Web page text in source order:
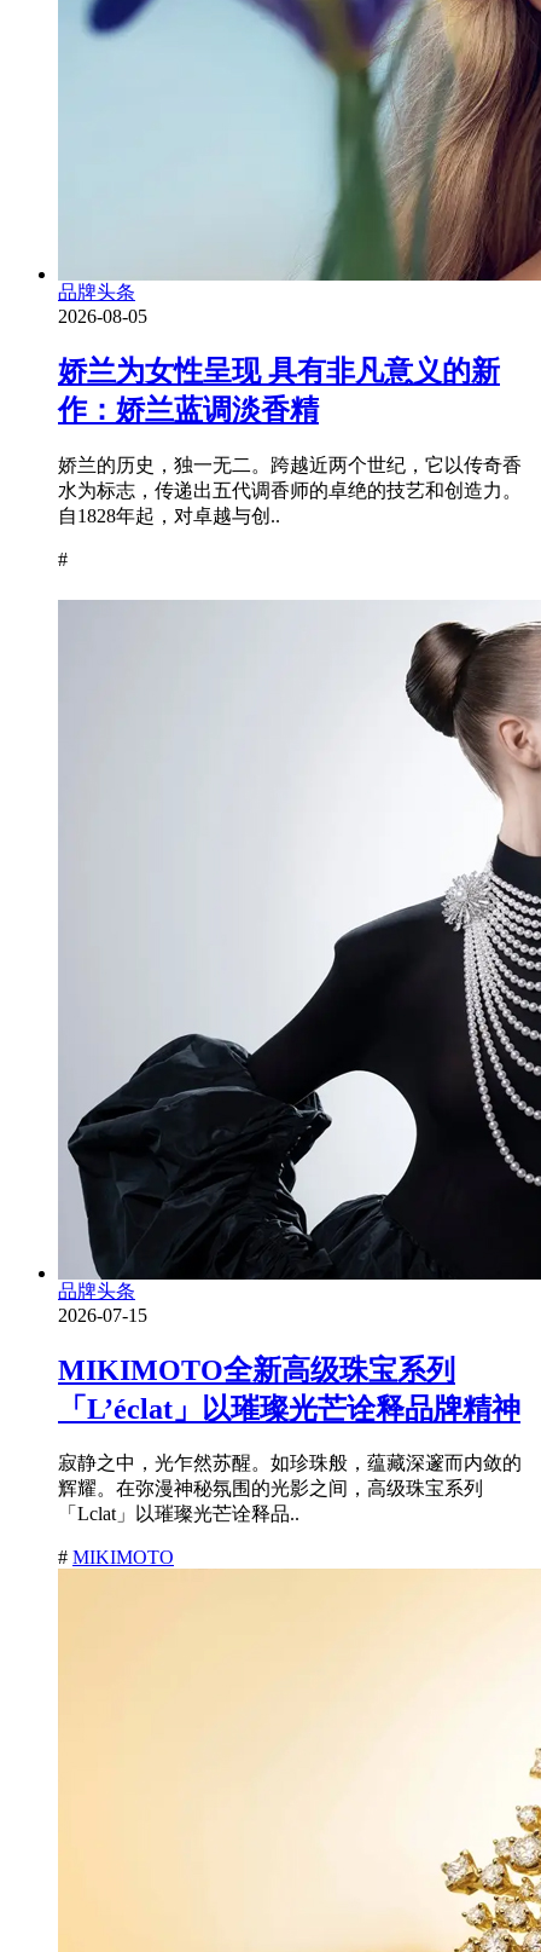
品牌头条
2026-08-05
娇兰为女性呈现 具有非凡意义的新
作：娇兰蓝调淡香精
娇兰的历史，独一无二。跨越近两个世纪，它以传奇香
水为标志，传递出五代调香师的卓绝的技艺和创造力。
自1828年起，对卓越与创..
#
品牌头条
2026-07-15
MIKIMOTO全新高级珠宝系列
「L’éclat」以璀璨光芒诠释品牌精神
寂静之中，光乍然苏醒。如珍珠般，蕴藏深邃而内敛的
辉耀。在弥漫神秘氛围的光影之间，高级珠宝系列
「Lclat」以璀璨光芒诠释品..
# MIKIMOTO